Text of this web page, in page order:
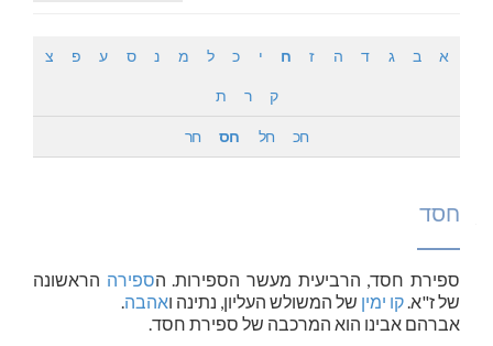
א ב ג ד ה ז ח י כ ל מ נ ס ע פ צ
ק ר ת
חכ חל חס חר
חסד
ספירת חסד, הרביעית מעשר הספירות. הספירה הראשונה
של ז"א.קו ימין של המשולש העליון, נתינה ואהבה.
אברהם אבינו הוא המרכבה של ספירת חסד.